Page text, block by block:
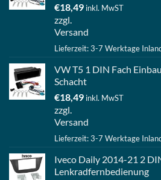
€18,49 inkl. MwST
zzgl.
Versand
Lieferzeit: 3-7 Werktage
VW T5 1 DIN Fach
Schacht
€18,49 inkl. MwST
zzgl.
Versand
Lieferzeit: 3-7 Werktage
Iveco Daily 2014-21 2
Lenkradfernbedienung